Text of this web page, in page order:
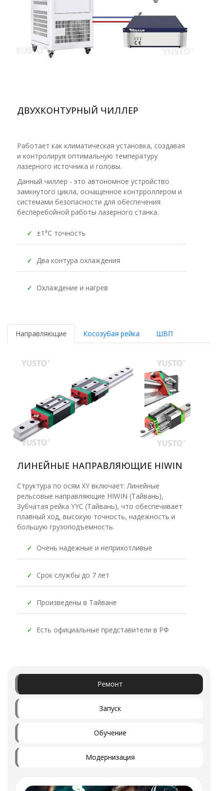
ДВУХКОНТУРНЫЙ ЧИЛЛЕР
Работает как климатическая установка, создавая
и контролируя оптимальную температуру
лазерного источника и головы.
Данный чиллер - это автономное устройство
замкнутого цикла, оснащенное контрроллером и
системами безопасности для обеспечения
бесперебойной работы лазерного станка.
✓ ±1°C точность
✓ Два контура охлаждения
✓ Охлаждение и нагрев
Направляющие Косозубая рейка ШВП
ЛИНЕЙНЫЕ НАПРАВЛЯЮЩИЕ HIWIN
Структура по осям XY включает: Линейные
рельсовые направляющие HIWIN (Тайвань),
Зубчатая рейка YYC (Тайвань), что обеспечивает
плавный ход, высокую точность, надежность и
большую грузоподъемность.
✓ Очень надежные и неприхотливые
✓ Срок службы до 7 лет
✓ Произведены в Тайване
✓ Есть официальные представители в РФ
Ремонт
Запуск
Обучение
Модернизация